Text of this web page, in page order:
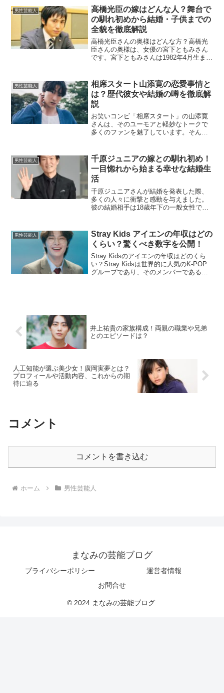
か、彼の主な収入源も交えながら詳しく
見ていきましょう。...
男性芸能人
高橋光臣の嫁はどんな人？舞台で
の馴れ初めから結婚・子供までの
全貌を徹底解説
高橋光臣さんの奥様はどんな方？高橋光
臣さんの奥様は、女優の宮下ともみさん
です。宮下ともみさんは1982年4月生ま
ちょハート』でヒロイン役としてデビュ
ーし、その後は『...
男性芸能人
相席スタート山添寛の恋愛事情と
は？歴代彼女や結婚の噂を徹底解
説
お笑いコンビ「相席スタート」の山添寛
さんは、そのユーモアと軽妙なトークで
多くのファンを魅了しています。そんな
恋愛から現在の噂、さらには結婚の可能
性までを詳しく掘り下げて...
男性芸能人
千原ジュニアの嫁との馴れ初め！
一目惚れから始まる幸せな結婚生
活
千原ジュニアさんが結婚を発表した際、
多くの人々に衝撃と感動を与えました。
彼の結婚相手は18歳年下の一般女性であ
は、千原ジュニアさんと奥様のりなさん
の出会いから結婚生活、そし...
男性芸能人
Stray Kids アイエンの年収はどの
くらい？驚くべき数字を公開！
Stray Kidsのアイエンの年収はどのくら
い？Stray Kidsは世界的に人気のK-POP
グループであり、そのメンバーであるア
井上祐貴の家族構成！両親の職業や兄弟
とのエピソードは？
人工知能が選ぶ美少女！廣岡実夢とは？
プロフィールや活動内容、これからの期
待に迫る
コメント
コメントを書き込む
ホーム 男性芸能人
まなみの芸能ブログ
プライバシーポリシー
運営者情報
お問合せ
© 2024 まなみの芸能ブログ.